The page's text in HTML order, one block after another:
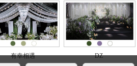
有幸相遇 DZ